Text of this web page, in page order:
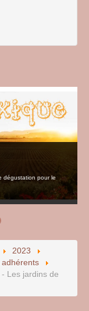
dégustation pour le
2023
Les jardins de